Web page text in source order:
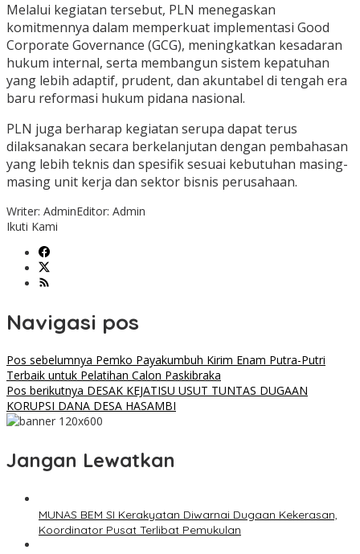
Melalui kegiatan tersebut, PLN menegaskan
komitmennya dalam memperkuat implementasi Good
Corporate Governance (GCG), meningkatkan kesadaran
hukum internal, serta membangun sistem kepatuhan
yang lebih adaptif, prudent, dan akuntabel di tengah era
baru reformasi hukum pidana nasional.
PLN juga berharap kegiatan serupa dapat terus
dilaksanakan secara berkelanjutan dengan pembahasan
yang lebih teknis dan spesifik sesuai kebutuhan masing-
masing unit kerja dan sektor bisnis perusahaan.
Writer: AdminEditor: Admin
Ikuti Kami
Navigasi pos
Pos sebelumnya Pemko Payakumbuh Kirim Enam Putra-Putri
Terbaik untuk Pelatihan Calon Paskibraka
Pos berikutnya DESAK KEJATISU USUT TUNTAS DUGAAN
KORUPSI DANA DESA HASAMBI
Jangan Lewatkan
MUNAS BEM SI Kerakyatan Diwarnai Dugaan Kekerasan,
Koordinator Pusat Terlibat Pemukulan